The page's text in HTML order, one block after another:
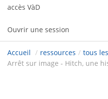
accès VàD
Ouvrir une session
Accueil / ressources / tous
Arrêt sur image - Hitch, une